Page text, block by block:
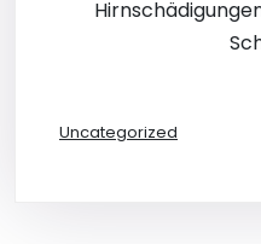
Uncategorized